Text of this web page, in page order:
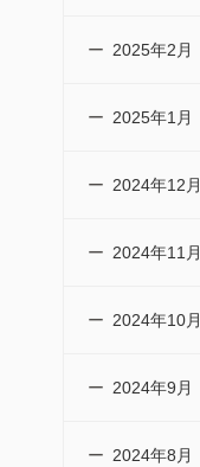
2025年2月
2025年1月
2024年12月
2024年11月
2024年10月
2024年9月
2024年8月